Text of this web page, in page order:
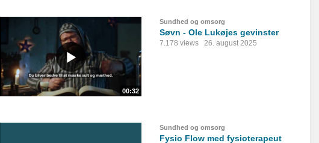
00:32
Sundhed og omsorg
Søvn - Ole Lukøjes gevinster
7.178 views 26. august 2025
Sundhed og omsorg
Fysio Flow med fysioterapeut